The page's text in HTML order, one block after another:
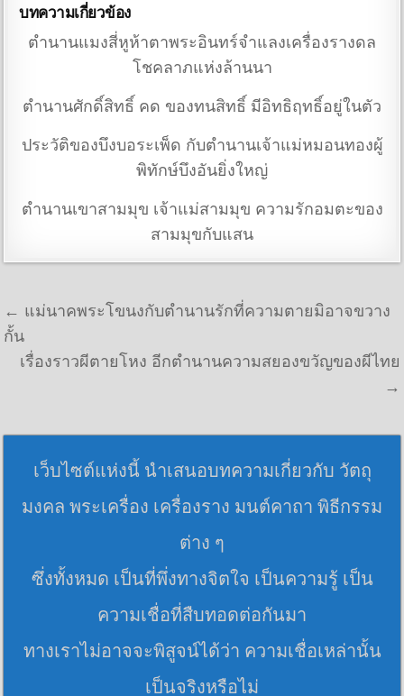
บทความเกี่ยวข้อง
ตำนานแมงสี่หูห้าตาพระอินทร์จำแลงเครื่องรางดล
โชคลาภแห่งล้านนา
ตำนานศักดิ์สิทธิ์ คด ของทนสิทธิ์ มีอิทธิฤทธิ์อยู่ในตัว
ประวัติของบึงบอระเพ็ด กับตำนานเจ้าแม่หมอนทองผู้
พิทักษ์บึงอันยิ่งใหญ่
ตำนานเขาสามมุข เจ้าแม่สามมุข ความรักอมตะของ
สามมุขกับแสน
แนะแนวเรื่อง
← แม่นาคพระโขนงกับตำนานรักที่ความตายมิอาจขวาง
กั้น
เรื่องราวผีตายโหง อีกตำนานความสยองขวัญของผีไทย
→
เว็บไซต์แห่งนี้ นำเสนอบทความเกี่ยวกับ วัตถุ
มงคล พระเครื่อง เครื่องราง มนต์คาถา พิธีกรรม
ต่าง ๆ
ซึ่งทั้งหมด เป็นที่พึ่งทางจิตใจ เป็นความรู้ เป็น
ความเชื่อที่สืบทอดต่อกันมา
ทางเราไม่อาจจะพิสูจน์ได้ว่า ความเชื่อเหล่านั้น
เป็นจริงหรือไม่